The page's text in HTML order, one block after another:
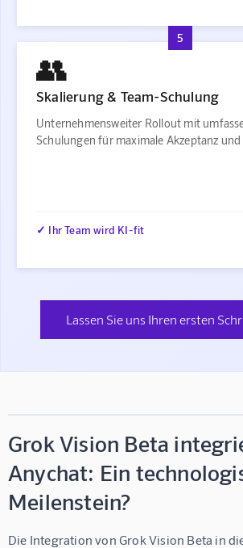
5
👥
Skalierung & Team-Schulung
Unternehmensweiter Rollout mit
Schulungen für maximale Akzeptanz
✓ Ihr Team wird KI-fit
Lassen Sie uns Ihren ersten
Grok Vision Beta
Anychat: Ein
Meilenstein?
Die Integration von Grok Vision Beta in